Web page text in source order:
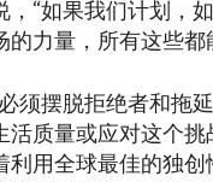
，“如果我们计划，
的力量，所有这些都
须摆脱拒绝者和拖
活质量或应对这个挑
利用全球最佳的独创